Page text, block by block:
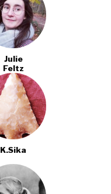
Julie
Feltz
K.sika